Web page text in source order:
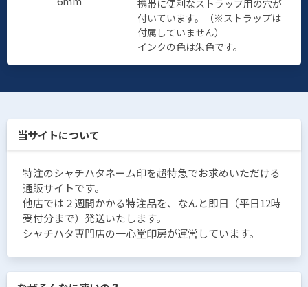
携帯に便利なストラップ用の穴が
付いています。（※ストラップは
付属していません）
インクの色は朱色です。
当サイトについて
特注のシャチハタネーム印を超特急でお求めいただける
通販サイトです。
他店では２週間かかる特注品を、なんと即日（平日12時
受付分まで）発送いたします。
シャチハタ専門店の一心堂印房が運営しています。